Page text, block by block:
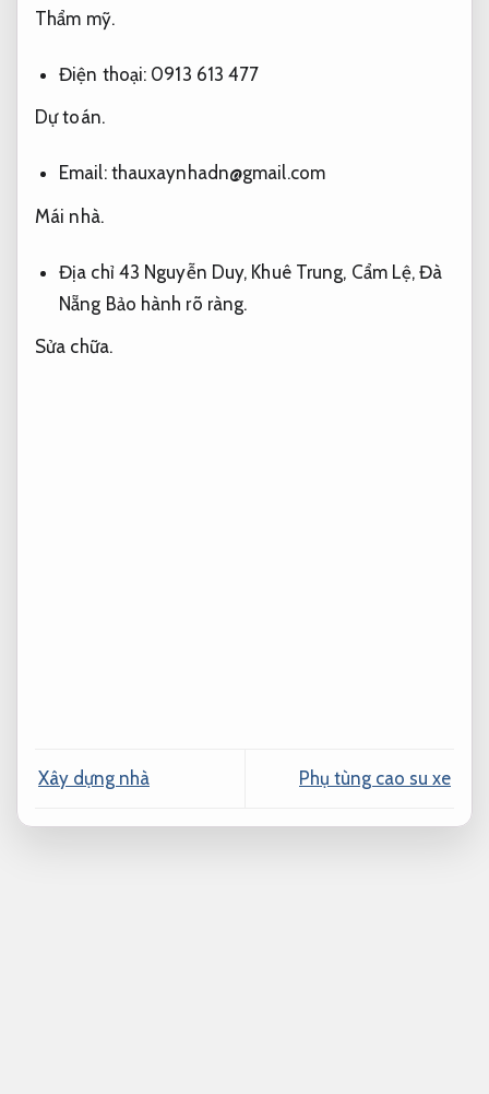
Thẩm mỹ.
Điện thoại: 0913 613 477
Dự toán.
Email: thauxaynhadn@gmail.com
Mái nhà.
Địa chỉ 43 Nguyễn Duy, Khuê Trung, Cẩm Lệ, Đà
Nẵng Bảo hành rõ ràng.
Sửa chữa.
Xây dựng nhà Phụ tùng cao su xe